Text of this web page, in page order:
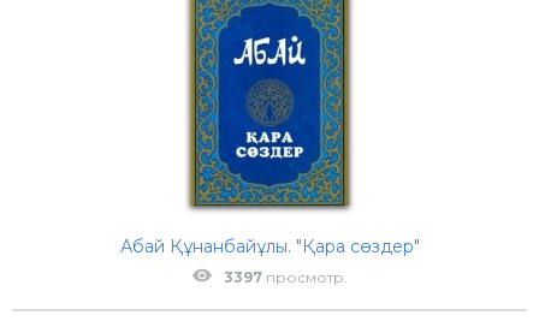
Абай Құнанбайұлы. "Қара сөздер"
3397просмотр.